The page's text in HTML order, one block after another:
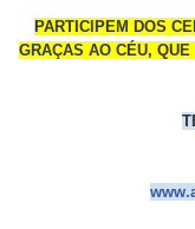
PARTICIPEM DOS
GRAÇAS AO CÉU,